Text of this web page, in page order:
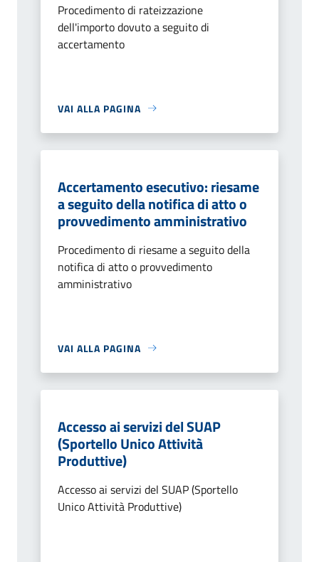
Procedimento di rateizzazione
dell'importo dovuto a seguito di
accertamento
VAI ALLA PAGINA
Accertamento esecutivo: riesame
a seguito della notifica di atto o
provvedimento amministrativo
Procedimento di riesame a seguito della
notifica di atto o provvedimento
amministrativo
VAI ALLA PAGINA
Accesso ai servizi del SUAP
(Sportello Unico Attività
Produttive)
Accesso ai servizi del SUAP (Sportello
Unico Attività Produttive)